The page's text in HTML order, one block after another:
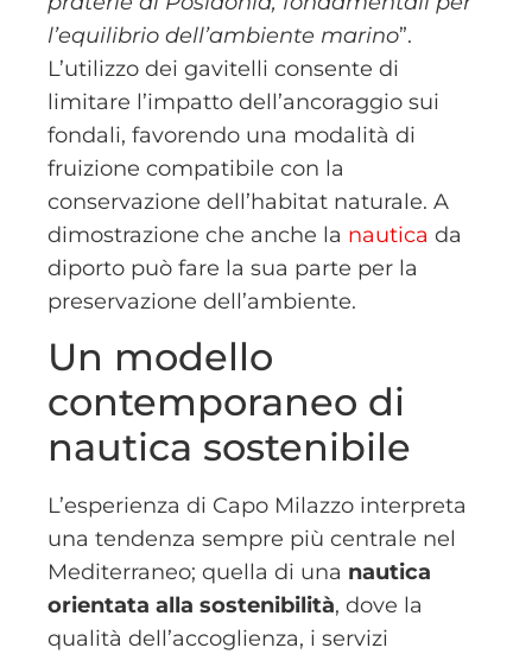
l’equilibrio dell’ambiente marino”.
L’utilizzo dei gavitelli consente di
limitare l’impatto dell’ancoraggio sui
fondali, favorendo una modalità di
fruizione compatibile con la
conservazione dell’habitat naturale. A
dimostrazione che anche la nautica da
diporto può fare la sua parte per la
preservazione dell’ambiente.
Un modello
contemporaneo di
nautica sostenibile
L’esperienza di Capo Milazzo interpreta
una tendenza sempre più centrale nel
Mediterraneo; quella di una nautica
orientata alla sostenibilità, dove la
qualità dell’accoglienza, i servizi